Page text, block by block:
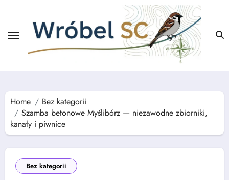
Home
Bez kategorii
Szamba betonowe Myślibórz — niezawodne zbiorniki,
kanały i piwnice
Bez kategorii